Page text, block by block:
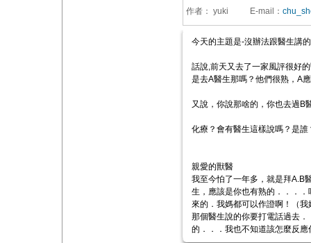
作者： yuki E-mail ：
今天的主題是-沒辦法跟醫生講
話說,前天又去了一家風評很好
是去A醫生那嗎？他們很熟，A
又說，你說那啥的，你也去過B
化療？會有醫生這樣說嗎？是
親愛的獸醫
我至今怕了一年多，就是拜A.B
生，應該是你也有熟的．．．
來的．我媽都可以作證啊！（
那個醫生說的你要打電話過去
的．．．我也不知道該怎麼反應